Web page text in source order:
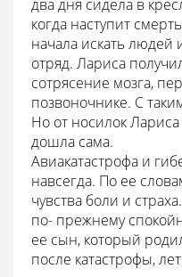
два дня сидела в
когда наступит
начала искать людей
отряд. Лариса
сотрясение мозга,
позвоночнике. С
Но от носилок Лариса
дошла сама.
Авиакатастрофа и
навсегда. По ее
чувства боли и
по- прежнему
ее сын, который
после катастрофы,